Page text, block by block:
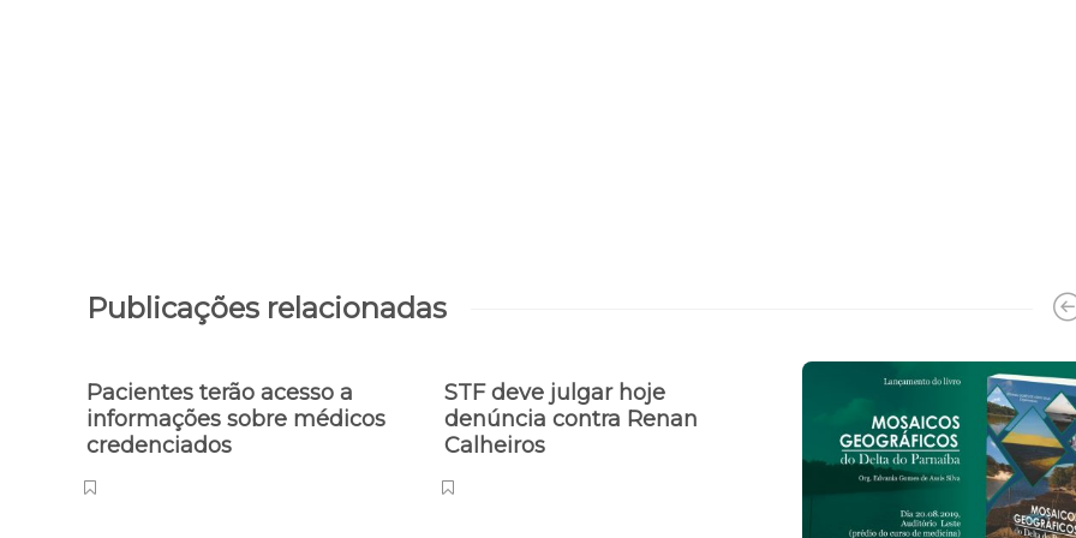
Publicações relacionadas
Pacientes terão acesso a
informações sobre médicos
credenciados
STF deve julgar hoje
denúncia contra Renan
Calheiros